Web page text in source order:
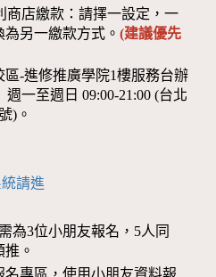
商店繳款：請擇一設定，一
為另一繳款方式。(建議優先
-進修推廣學院1樓服務台辦
一至週日 09:00-21:00 (台北
)。
請進
為3位小朋友報名，5人同
。
專區，使用小朋友資料報